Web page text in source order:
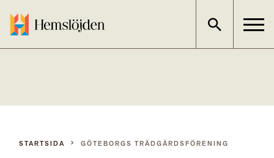
innehållet
STARTSIDA GÖTEBORGS TRÄDGÅRDSFÖRENING